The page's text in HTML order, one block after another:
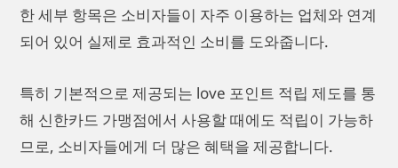
한 세부 항목은 소비자들이 자주 이용하는 업체와 연계
되어 있어 실제로 효과적인 소비를 도와줍니다.
특히 기본적으로 제공되는 love 포인트 적립 제도를 통
해 신한카드 가맹점에서 사용할 때에도 적립이 가능하
므로, 소비자들에게 더 많은 혜택을 제공합니다.